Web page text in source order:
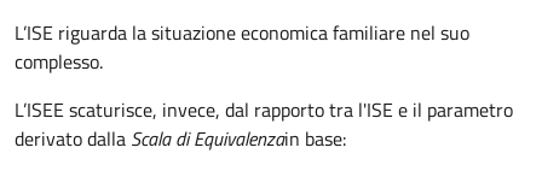
L’ISE riguarda la situazione economica familiare nel suo
complesso.
L’ISEE scaturisce, invece, dal rapporto tra l'ISE e il parametro
derivato dalla Scala di Equivalenzain base: